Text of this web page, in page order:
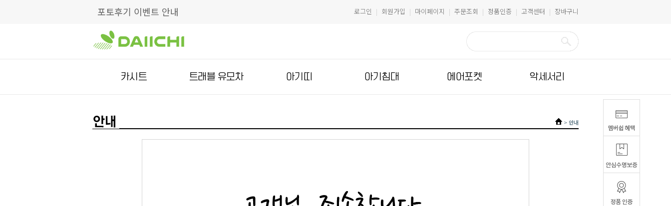
포토후기 이벤트 안내 로그인 | 회원가입 | 마이페이지 | 주문조회 | 정품인증 | 고객센터 | 장바구니
카시트 트래블 유모차 아기띠 아기침대 에어포켓 악세서리
> 안내